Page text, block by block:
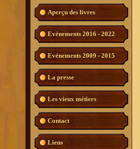
Aperçu des livres
Evénements 2016 - 2022
Evénements 2009 - 2015
La presse
Les vieux métiers
Contact
Liens